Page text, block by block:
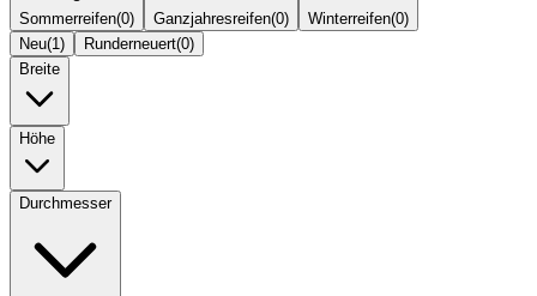
Sommerreifen(0) Ganzjahresreifen(0) Winterreifen(0)
Neu(1) Runderneuert(0)
Breite
Höhe
Durchmesser